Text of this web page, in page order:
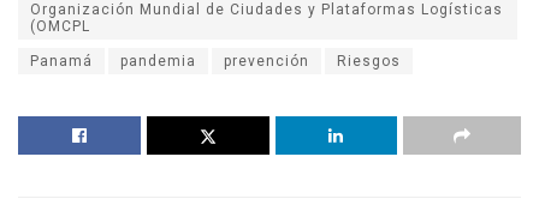
Organización Mundial de Ciudades y Plataformas Logísticas
(OMCPL
Panamá pandemia prevención Riesgos